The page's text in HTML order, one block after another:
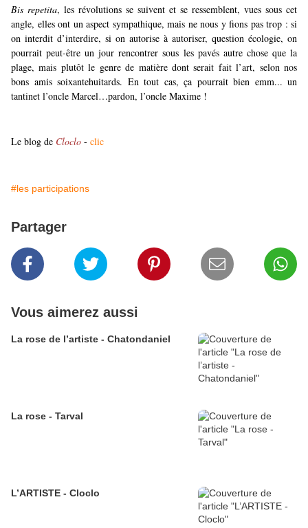
Bis repetita, les révolutions se suivent et se ressemblent, vues sous cet
angle, elles ont un aspect sympathique, mais ne nous y fions pas trop : si
on interdit d’interdire, si on autorise à autoriser, question écologie, on
pourrait peut-être un jour rencontrer sous les pavés autre chose que la
plage, mais plutôt le genre de matière dont serait fait l’art, selon nos
bons amis soixantehuitards. En tout cas, ça pourrait bien emm... un
tantinet l’oncle Marcel…pardon, l’oncle Maxime !
Le blog de Cloclo - clic
#les participations
Partager
Vous aimerez aussi
La rose de l’artiste - Chatondaniel
La rose - Tarval
L’ARTISTE - Cloclo